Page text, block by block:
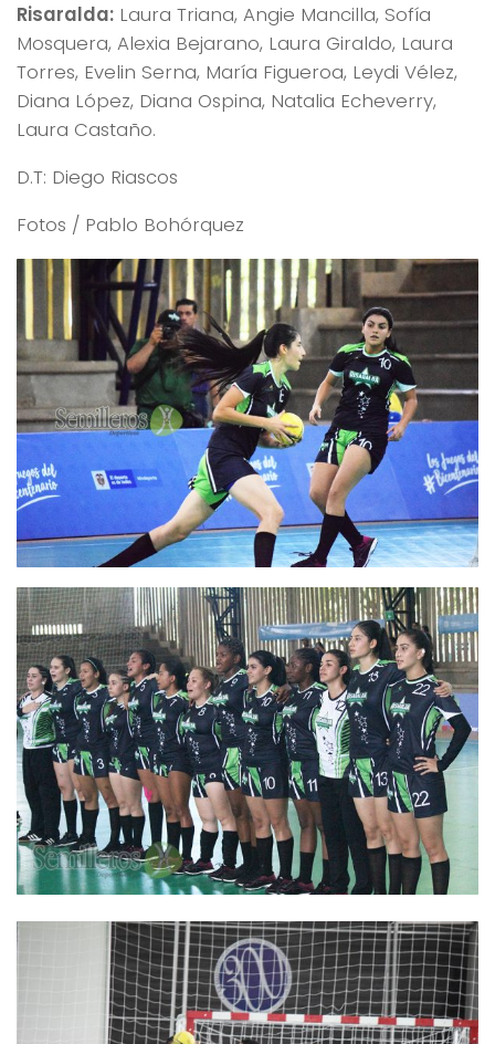
Risaralda: Laura Triana, Angie Mancilla, Sofía
Mosquera, Alexia Bejarano, Laura Giraldo, Laura
Torres, Evelin Serna, María Figueroa, Leydi Vélez,
Diana López, Diana Ospina, Natalia Echeverry,
Laura Castaño.
D.T: Diego Riascos
Fotos / Pablo Bohórquez